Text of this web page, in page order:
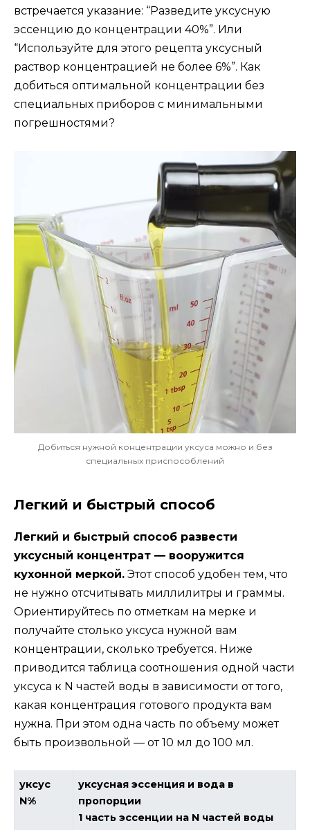
встречается указание: “Разведите уксусную
эссенцию до концентрации 40%”. Или
“Используйте для этого рецепта уксусный
раствор концентрацией не более 6%”. Как
добиться оптимальной концентрации без
специальных приборов с минимальными
погрешностями?
Добиться нужной концентрации уксуса можно и без
специальных приспособлений
Легкий и быстрый способ
Легкий и быстрый способ развести
уксусный концентрат — вооружится
кухонной меркой. Этот способ удобен тем, что
не нужно отсчитывать миллилитры и граммы.
Ориентируйтесь по отметкам на мерке и
получайте столько уксуса нужной вам
концентрации, сколько требуется. Ниже
приводится таблица соотношения одной части
уксуса к N частей воды в зависимости от того,
какая концентрация готового продукта вам
нужна. При этом одна часть по объему может
быть произвольной — от 10 мл до 100 мл.
уксус
N%
уксусная эссенция и вода в
пропорции
1 часть эссенции на N частей воды